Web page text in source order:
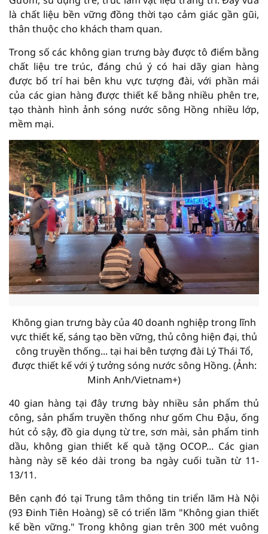
là chất liệu bền vững đồng thời tạo cảm giác gần gũi,
thân thuộc cho khách tham quan.
Trong số các không gian trưng bày được tô điểm bằng
chất liệu tre trúc, đáng chú ý có hai dãy gian hàng
được bố trí hai bên khu vực tượng đài, với phần mái
của các gian hàng được thiết kế bằng nhiều phên tre,
tạo thành hình ảnh sóng nước sông Hồng nhiều lớp,
mềm mại.
Không gian trưng bày của 40 doanh nghiệp trong lĩnh
vực thiết kế, sáng tạo bền vững, thủ công hiện đại, thủ
công truyền thống... tại hai bên tượng đài Lý Thái Tổ,
được thiết kế với ý tưởng sóng nước sông Hồng. (Ảnh:
Minh Anh/Vietnam+)
40 gian hàng tại đây trưng bày nhiều sản phẩm thủ
công, sản phẩm truyền thống như gốm Chu Đậu, ống
hút cỏ sậy, đồ gia dụng từ tre, sơn mài, sản phẩm tinh
dầu, không gian thiết kế quà tặng OCOP... Các gian
hàng này sẽ kéo dài trong ba ngày cuối tuần từ 11-
13/11.
Bên cạnh đó tại Trung tâm thông tin triển lãm Hà Nội
(93 Đinh Tiên Hoàng) sẽ có triển lãm "Không gian thiết
kế bền vững." Trong không gian trên 300 mét vuông